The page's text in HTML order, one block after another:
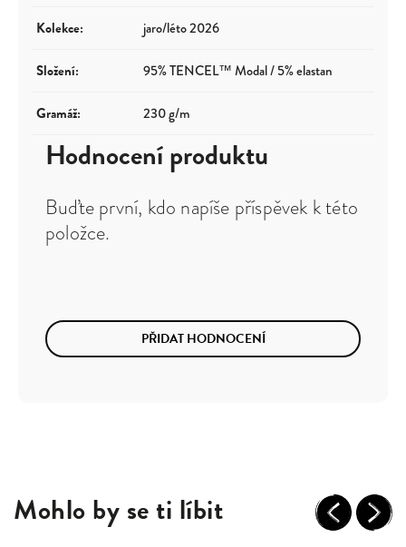
Kolekce: jaro/léto 2026
Složení: 95% TENCEL™ Modal / 5% elastan
Gramáž: 230 g/m
Hodnocení produktu
Buďte první, kdo napíše příspěvek k této
položce.
PŘIDAT HODNOCENÍ
Mohlo by se ti líbit PreviousNext